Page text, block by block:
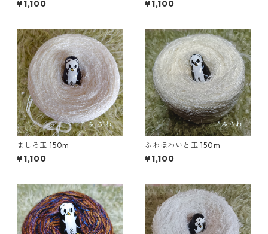
¥1,100 ¥1,100
ましろ玉 150m
¥1,100
ふわほわいと玉 150m
¥1,100